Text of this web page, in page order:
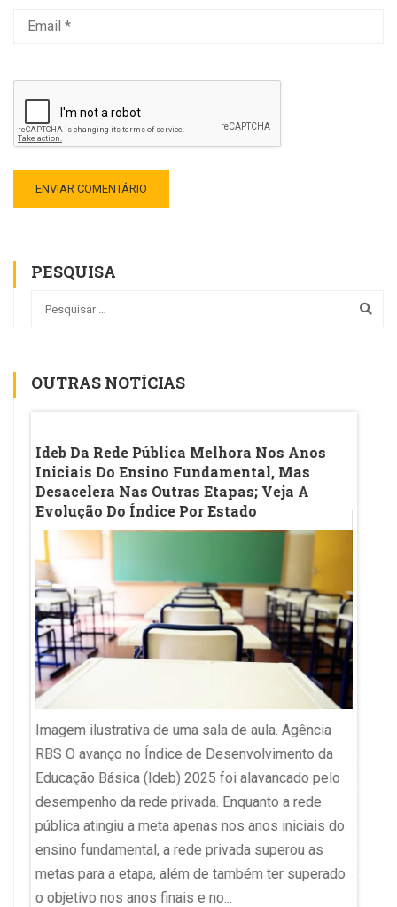
PESQUISA
OUTRAS NOTÍCIAS
Ideb Da Rede Pública Melhora Nos Anos
Iniciais Do Ensino Fundamental, Mas
Desacelera Nas Outras Etapas; Veja A
Evolução Do Índice Por Estado
Imagem ilustrativa de uma sala de aula. Agência
RBS O avanço no Índice de Desenvolvimento da
Educação Básica (Ideb) 2025 foi alavancado pelo
desempenho da rede privada. Enquanto a rede
pública atingiu a meta apenas nos anos iniciais do
ensino fundamental, a rede privada superou as
metas para a etapa, além de também ter superado
o objetivo nos anos finais e no...